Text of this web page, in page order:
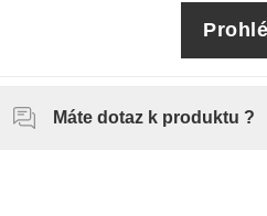
Máte dotaz k produktu ?